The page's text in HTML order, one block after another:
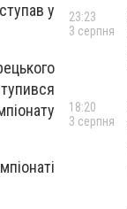
у
23:23
3 серпня
18:20
3 серпня